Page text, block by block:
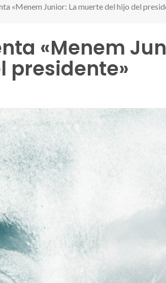
«Menem Junior: La muerte del hijo del
«Menem
presidente»